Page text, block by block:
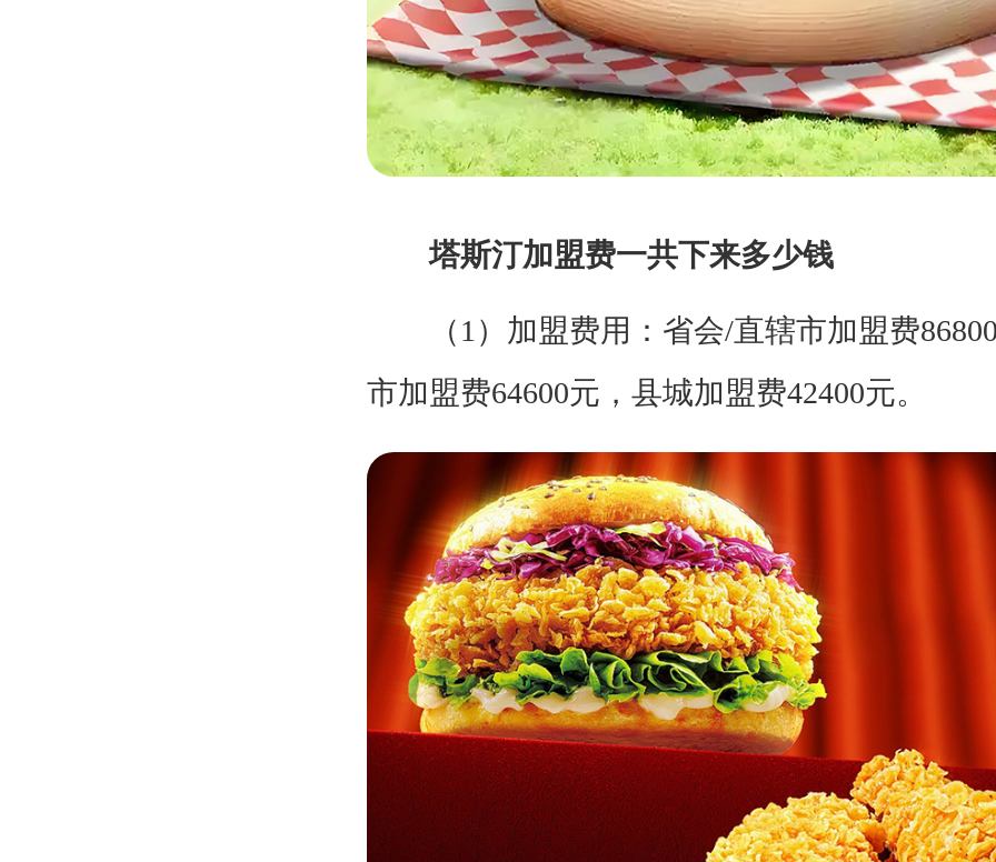
塔斯汀加盟费一共下来多少钱
（1）加盟费用：省会/直辖市加盟费
市加盟费64600元，县城加盟费42400元。